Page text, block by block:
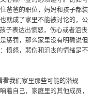
爸爸的职位，妈妈和孩子都装
就成了家里不能被讨论的，公
子表达出愤怒，伤心或者沮丧
惩罚，那么家里没有明确说但
愤怒，悲伤和沮丧的情绪是不
看我们家里那些可能的潜规
着自己，家庭里的其他成员，